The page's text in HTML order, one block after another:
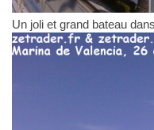
Un joli et grand bateau